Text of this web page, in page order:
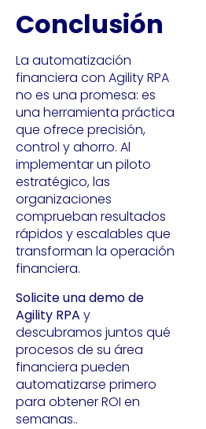
Conclusión
La automatización
financiera con Agility RPA
no es una promesa: es
una herramienta práctica
que ofrece precisión,
control y ahorro. Al
implementar un piloto
estratégico, las
organizaciones
comprueban resultados
rápidos y escalables que
transforman la operación
financiera.
Solicite una demo de
Agility RPA y
descubramos juntos qué
procesos de su área
financiera pueden
automatizarse primero
para obtener ROI en
semanas..